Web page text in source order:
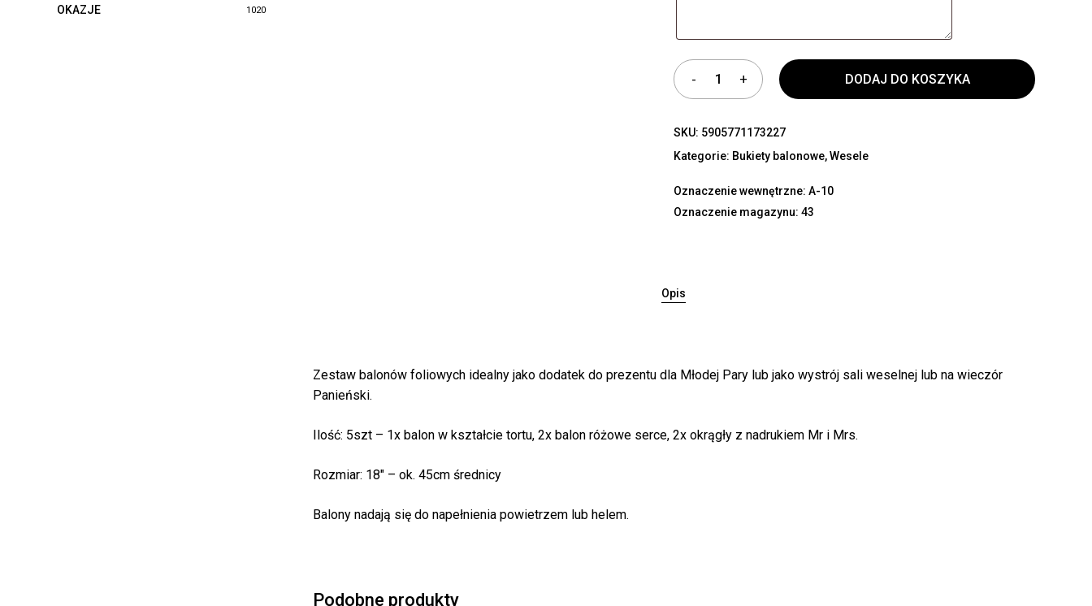
OKAZJE 1020
DODAJ DO KOSZYKA
SKU: 5905771173227
Kategorie: Bukiety balonowe,Wesele
Oznaczenie wewnętrzne: A-10
Oznaczenie magazynu: 43
Opis
Zestaw balonów foliowych idealny jako dodatek do prezentu dla Młodej Pary lub jako wystrój sali weselnej lub na wieczór
Panieński.
Ilość: 5szt – 1x balon w kształcie tortu, 2x balon różowe serce, 2x okrągły z nadrukiem Mr i Mrs.
Rozmiar: 18″ – ok. 45cm średnicy
Balony nadają się do napełnienia powietrzem lub helem.
Podobne produkty